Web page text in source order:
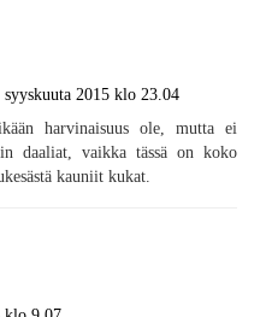
syyskuuta 2015 klo 23.04
harvinaisuus ole, mutta ei
daaliat, vaikka tässä on koko
kauniit kukat.